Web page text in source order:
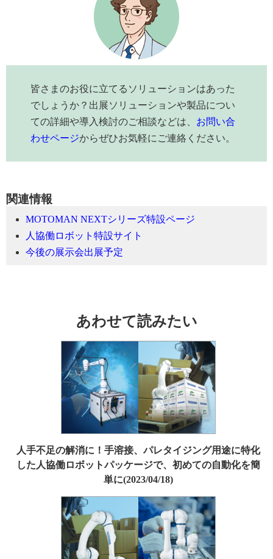
皆さまのお役に立てるソリューションはあった
でしょうか？出展ソリューションや製品につい
ての詳細や導入検討のご相談などは、 お問い合
わせページからぜひお気軽にご連絡ください。
関連情報
MOTOMAN NEXTシリーズ特設ページ
人協働ロボット特設サイト
今後の展示会出展予定
あわせて読みたい
人手不足の解消に！手溶接、パレタイジング用途に特化
した人協働ロボットパッケージで、初めての自動化を簡
単に(2023/04/18)